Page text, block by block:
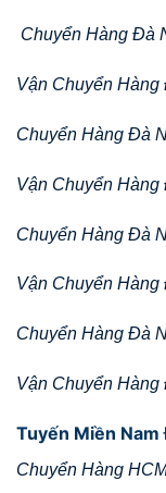
Chuyển Hàng Đà
Vận Chuyển
Chuyển Hàng
Vận Chuyển
Chuyển Hàng Đà
Vận Chuyển
Chuyển Hàng Đà
Vận Chuyển
Tuyến Miền Nam
Chuyển Hàng